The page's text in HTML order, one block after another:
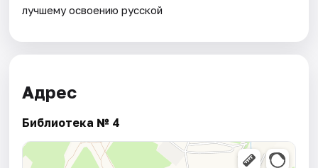
лучшему освоению русской
Адрес
Библиотека № 4